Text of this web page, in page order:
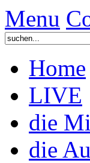
Menu
Home
LIVE
die
die